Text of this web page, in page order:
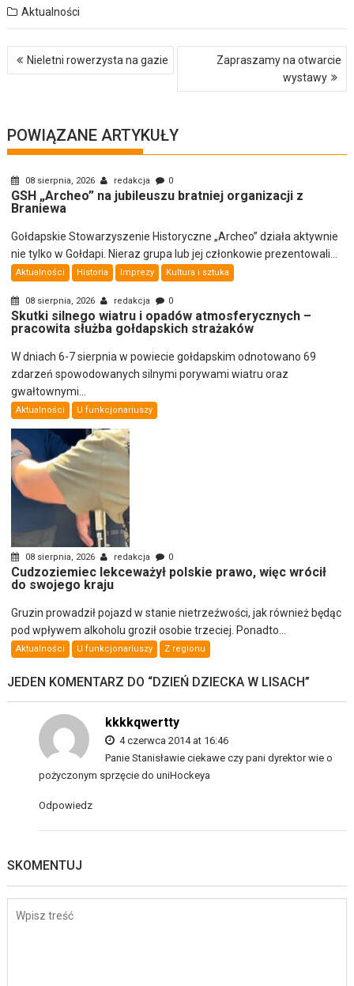
Aktualności
Nawigacja
wpisu
Nieletni rowerzysta na gazie
Zapraszamy na otwarcie
wystawy
POWIĄZANE ARTYKUŁY
08 sierpnia, 2026 redakcja 0
GSH „Archeo” na jubileuszu bratniej organizacji z
Braniewa
Gołdapskie Stowarzyszenie Historyczne „Archeo” działa aktywnie
nie tylko w Gołdapi. Nieraz grupa lub jej członkowie prezentowali...
Aktualności Historia Imprezy Kultura i sztuka
08 sierpnia, 2026 redakcja 0
Skutki silnego wiatru i opadów atmosferycznych –
pracowita służba gołdapskich strażaków
W dniach 6-7 sierpnia w powiecie gołdapskim odnotowano 69
zdarzeń spowodowanych silnymi porywami wiatru oraz
gwałtownymi...
Aktualności U funkcjonariuszy
08 sierpnia, 2026 redakcja 0
Cudzoziemiec lekceważył polskie prawo, więc wrócił
do swojego kraju
Gruzin prowadził pojazd w stanie nietrzeźwości, jak również będąc
pod wpływem alkoholu groził osobie trzeciej. Ponadto...
Aktualności U funkcjonariuszy Z regionu
JEDEN KOMENTARZ DO “DZIEŃ DZIECKA W LISACH”
kkkkqwertty
4 czerwca 2014 at 16:46
Panie Stanisławie ciekawe czy pani dyrektor wie o
pożyczonym sprzęcie do uniHockeya
Odpowiedz
SKOMENTUJ